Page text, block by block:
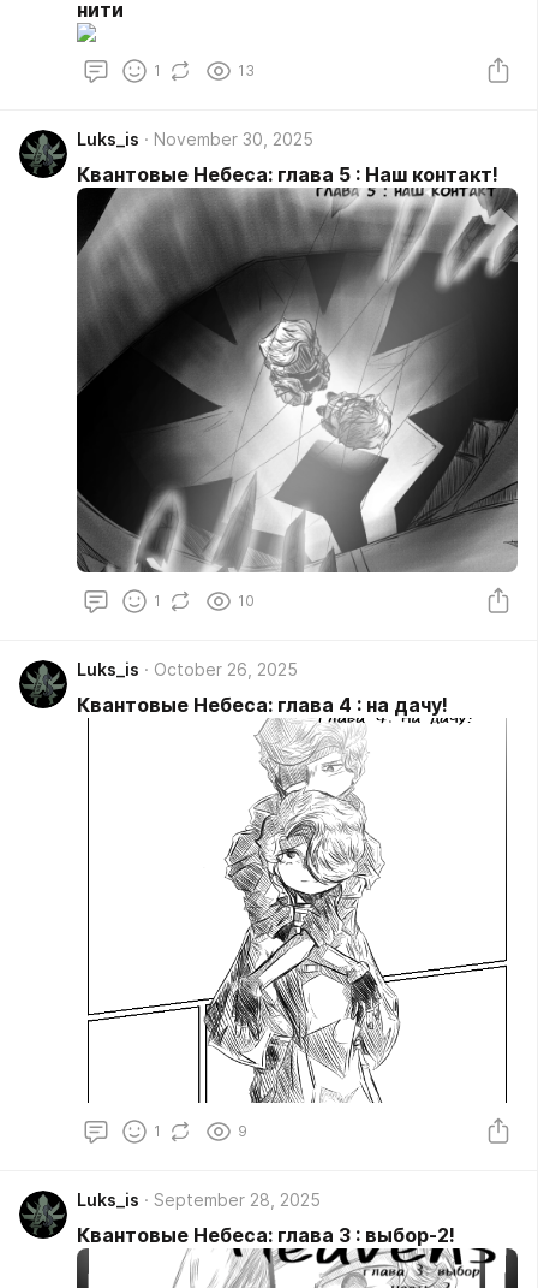
нити
1 13
Luks_is November 30, 2025
Квантовые Небеса: глава 5 : Наш контакт!
1 10
Luks_is October 26, 2025
Квантовые Небеса: глава 4 : на дачу!
1 9
Luks_is September 28, 2025
Квантовые Небеса: глава 3 : выбор-2!